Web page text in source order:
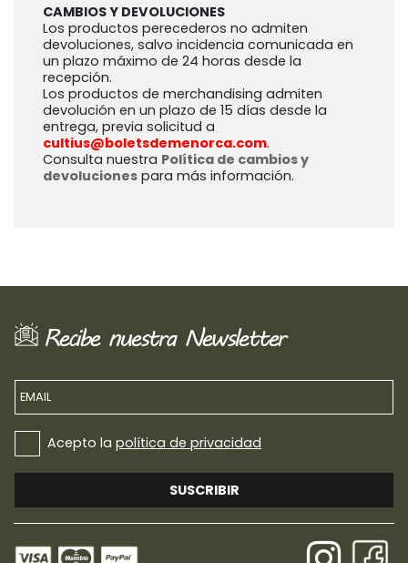
CAMBIOS Y DEVOLUCIONES
Los productos perecederos no admiten
devoluciones, salvo incidencia comunicada en
un plazo máximo de 24 horas desde la
recepción.
Los productos de merchandising admiten
devolución en un plazo de 15 días desde la
entrega, previa solicitud a
cultius@boletsdemenorca.com.
Consulta nuestra Política de cambios y
devoluciones para más información.
Recibe nuestra Newsletter
EMAIL
Acepto la política de privacidad
SUSCRIBIR